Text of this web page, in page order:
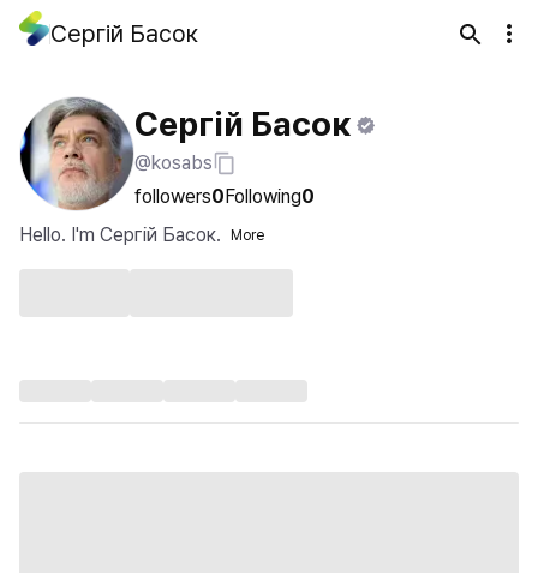
Сергій Басок
Сергій Басок
@kosabs
followers0Following0
Hello. I'm Сергій Басок.
More